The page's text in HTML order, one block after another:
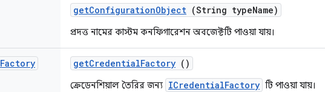
getConfigurationObject (String typeName)
প্রদত্ত নামের কাস্টম কনফিগারেশন অবজেক্টটি পাওয়া যায়।
Factory getCredentialFactory ()
ক্রেডেনশিয়াল তৈরির জন্য ICredentialFactory টি পাওয়া যায়।